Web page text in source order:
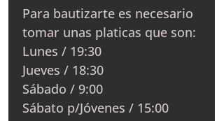
Para bautizarte es necesario
tomar unas platicas que son:
Lunes / 19:30
Jueves / 18:30
Sábado / 9:00
Sábato p/Jóvenes / 15:00